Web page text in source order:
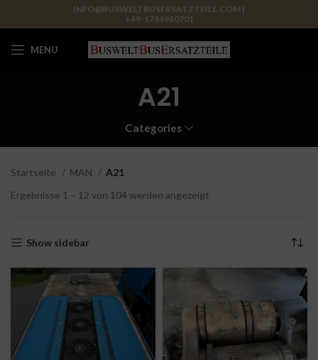
INFO@BUSWELTBUSERSATZTEILE.COM |
+49-1714960701
MENU
A21
Categories
Startseite MAN
A21
Ergebnisse 1 – 12 von 104 werden angezeigt
Show sidebar